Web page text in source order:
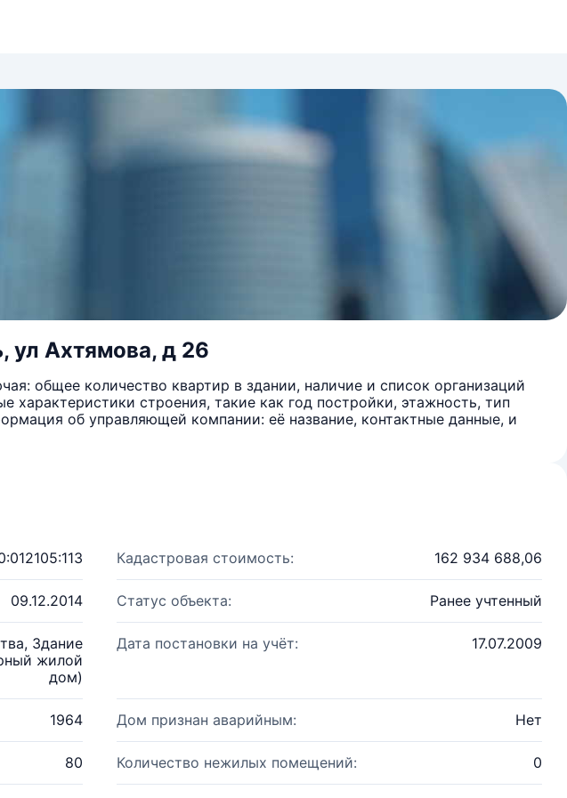
ул Ахтямова, д 26
общее количество квартир в здании, наличие и список организаций
характеристики строения, такие как год постройки, этажность, тип
об управляющей компании: её название, контактные данные, и
Кадастровая стоимость: 162 934 688,06
09.12.2014 Статус объекта: Ранее учтенный
Здание
жилой
дом)
Дата постановки на учёт: 17.07.2009
1964 Дом признан аварийным: Нет
80 Количество нежилых помещений: 0